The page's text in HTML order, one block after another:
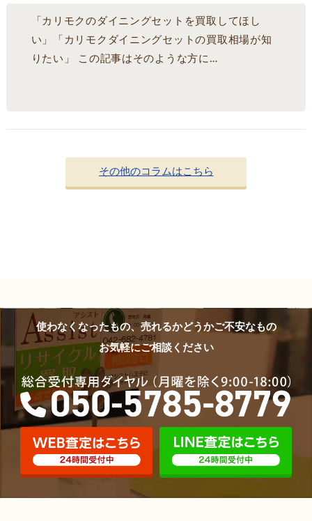
「カリモクのダイニングセットを買取してほし
い」「カリモクダイニングセットの買取相場が知
りたい」 この記事はそのような方に…
その他のコラムはこちら
使わなくなったもの、売れるかどうかご不安なもの
お気軽にご相談ください